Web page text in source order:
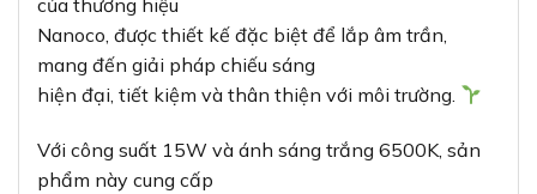
của thương hiệu
Nanoco, được thiết kế đặc biệt để lắp âm trần,
mang đến giải pháp chiếu sáng
hiện đại, tiết kiệm và thân thiện với môi trường.
Với công suất 15W và ánh sáng trắng 6500K, sản
phẩm này cung cấp